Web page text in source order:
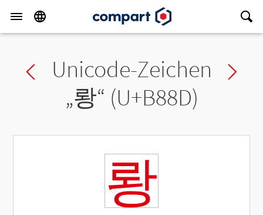
Previous char
Unicode-Zeichen
„뢍“ (U+B88D)
뢍